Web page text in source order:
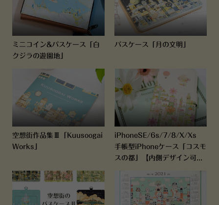
ミニコイン&パスケース「白
クジラの遊園地」
パスケース「月の文明」
空想街作品集Ⅲ「Kuusoogai
Works」
iPhoneSE/6s/7/8/X/Xs
手帳型iPhoneケース「コスモ
スの都」【内側デザイン可...